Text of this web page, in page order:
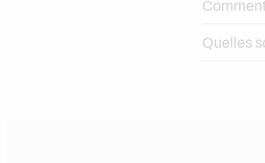
Quelles